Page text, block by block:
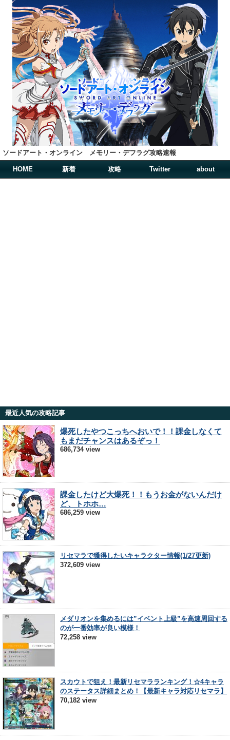
ソードアート・オンライン メモリー・デフラグ攻略速報
HOME 新着 攻略 Twitter about
最近人気の攻略記事
爆死したやつこっちへおいで！！課金しなくて
もまだチャンスはあるぞっ！
686,734 view
課金したけど大爆死！！もうお金がないんだけ
ど、トホホ…
686,259 view
リセマラで獲得したいキャラクター情報(1/27更新)
372,609 view
メダリオンを集めるには”イベント上級”を高速周回する
のが一番効率が良い模様！
72,258 view
スカウトで狙え！最新リセマラランキング！☆4キャラ
のステータス詳細まとめ！【最新キャラ対応リセマラ】
70,182 view